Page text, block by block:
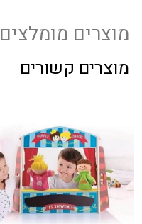
מוצרים מומלצים
מוצרים קשורים